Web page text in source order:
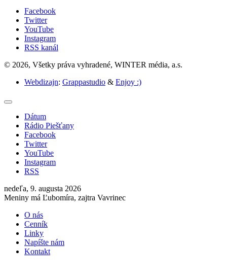
Facebook
Twitter
YouTube
Instagram
RSS kanál
© 2026, Všetky práva vyhradené, WINTER média, a.s.
Webdizajn: Grappastudio & Enjoy :)
Dátum
Rádio Piešťany
Facebook
Twitter
YouTube
Instagram
RSS
nedeľa, 9. augusta 2026
Meniny má Ľubomíra, zajtra Vavrinec
O nás
Cenník
Linky
Napíšte nám
Kontakt